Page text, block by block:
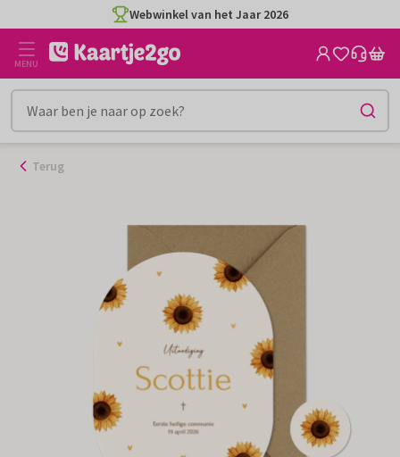
naar
inhoud
Webwinkel van het Jaar 2026
MENU
Terug